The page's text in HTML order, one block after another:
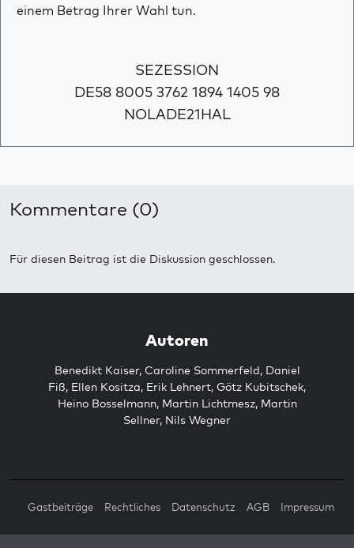
einem Betrag Ihrer Wahl tun.
SEZESSION
DE58 8005 3762 1894 1405 98
NOLADE21HAL
Kommentare (0)
Für diesen Beitrag ist die Diskussion geschlossen.
Autoren
Benedikt Kaiser, Caroline Sommerfeld, Daniel
Fiß, Ellen Kositza, Erik Lehnert, Götz Kubitschek,
Heino Bosselmann, Martin Lichtmesz, Martin
Sellner, Nils Wegner
Gastbeiträge Rechtliches Datenschutz AGB Impressum